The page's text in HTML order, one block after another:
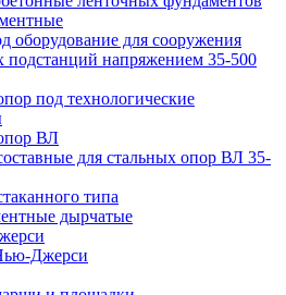
оборудование для сооружения
подстанций напряжением 35-500
под технологические
ВЛ
для стальных опор ВЛ 35-
типа
дырчатые
Джерси